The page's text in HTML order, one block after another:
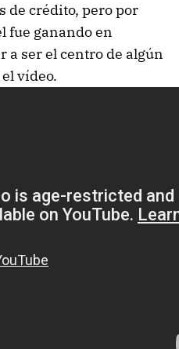
de crédito, pero por
fue ganando en
a ser el centro de algún
vídeo.